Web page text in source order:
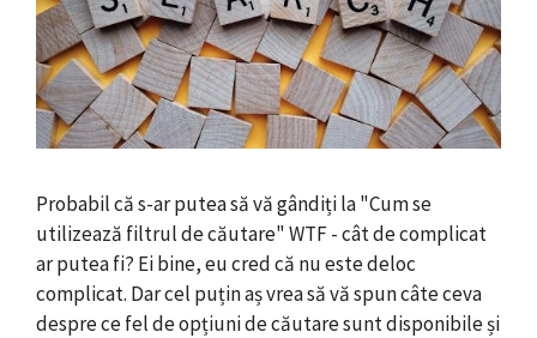
Probabil că s-ar putea să vă gândiți la "Cum se
utilizează filtrul de căutare" WTF - cât de complicat
ar putea fi? Ei bine, eu cred că nu este deloc
complicat. Dar cel puțin aș vrea să vă spun câte ceva
despre ce fel de opțiuni de căutare sunt disponibile și